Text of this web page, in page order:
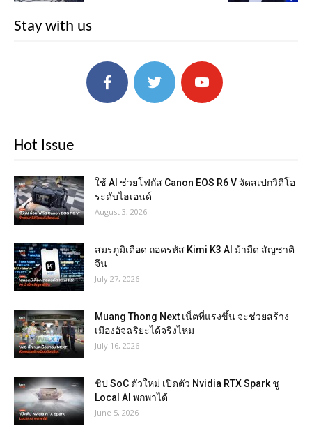
Stay with us
Hot Issue
ใช้ AI ช่วยโฟกัส Canon EOS R6 V จัดสเปกวิดีโอ
ระดับไฮเอนด์
August 3, 2026
สมรภูมิเดือด ถอดรหัส Kimi K3 AI ม้ามืด สัญชาติ
จีน
July 27, 2026
Muang Thong Next เน็ตที่แรงขึ้น จะช่วยสร้าง
เมืองอัจฉริยะได้จริงไหม
July 16, 2026
ชิป SoC ตัวใหม่ เปิดตัว Nvidia RTX Spark ชู
Local AI พกพาได้
June 5, 2026